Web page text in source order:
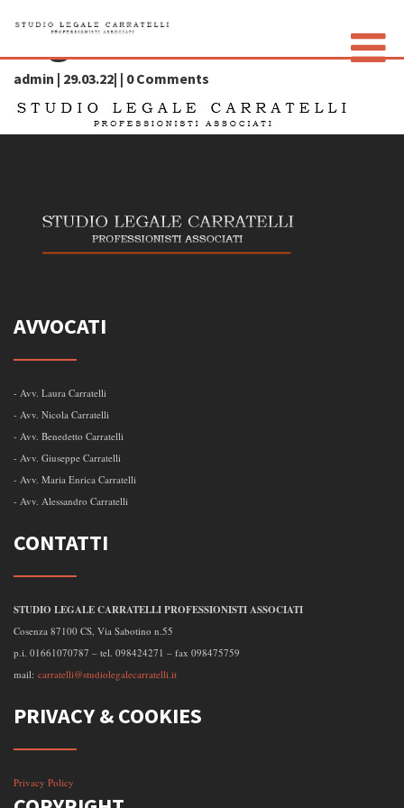
LO STUDIO
logo
admin | 29.03.22| | 0 Comments
AVVOCATI
- Avv. Laura Carratelli
- Avv. Nicola Carratelli
- Avv. Benedetto Carratelli
- Avv. Giuseppe Carratelli
- Avv. Maria Enrica Carratelli
- Avv. Alessandro Carratelli
CONTATTI
STUDIO LEGALE CARRATELLI PROFESSIONISTI ASSOCIATI
Cosenza 87100 CS, Via Sabotino n.55
p.i. 01661070787 – tel. 098424271 – fax 098475759
mail: carratelli@studiolegalecarratelli.it
PRIVACY & COOKIES
Privacy Policy